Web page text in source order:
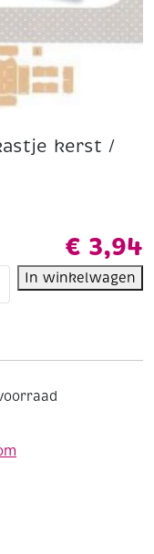
kerst /
€ 3,94
In winkelwagen